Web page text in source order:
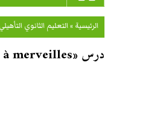
الرئيسية »التعليم الثانوي التأهيلي
درس «Résumé général de l’œuvre «La boîte à merveilles – مادة اللغة الفرنسية – الأولى باكالوريا